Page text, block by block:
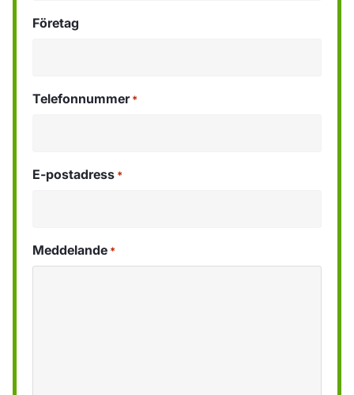
Företag
Telefonnummer *
E-postadress *
Meddelande *